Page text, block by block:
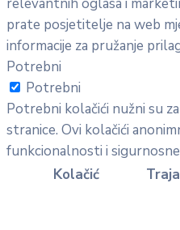
prate posjetitelje na web
informacije za pružanje
Potrebni
Potrebni
Potrebni kolačići nužni su
stranice. Ovi kolačići
funkcionalnosti i
Kolačić